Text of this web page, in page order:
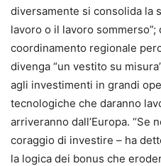
diversamente si consolida la
lavoro o il lavoro
coordinamento regionale
divenga “un vestito su
agli investimenti in grandi
tecnologiche che daranno
arriveranno dall’Europa. “Se
coraggio di investire – ha
la logica dei bonus che